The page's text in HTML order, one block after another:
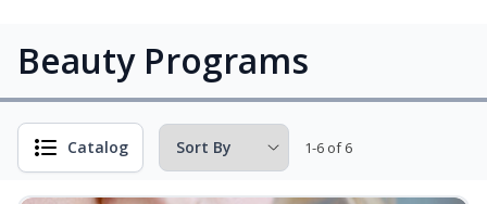
Beauty Programs
Catalog 1-6 of 6